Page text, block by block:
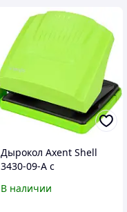
Дырокол Axent Shell
3430-09-A с
30 листов, салатовый
В наличии